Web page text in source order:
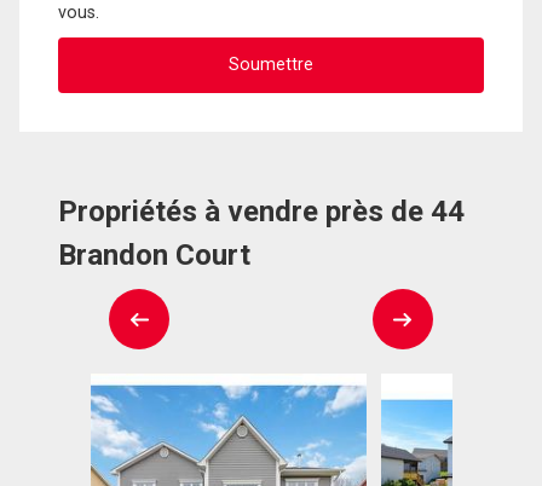
vous.
Propriétés à vendre près de 44
Brandon Court